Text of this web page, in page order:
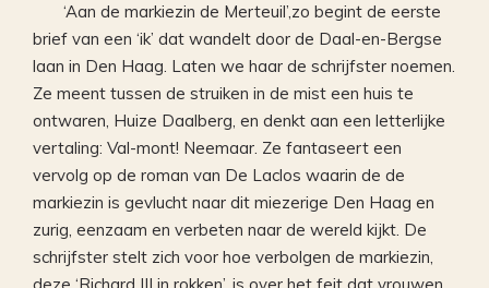
‘Aan de markiezin de Merteuil’,zo begint de eerste
brief van een ‘ik’ dat wandelt door de Daal-en-Bergse
laan in Den Haag. Laten we haar de schrijfster noemen.
Ze meent tussen de struiken in de mist een huis te
ontwaren, Huize Daalberg, en denkt aan een letterlijke
vertaling: Val-mont! Neemaar. Ze fantaseert een
vervolg op de roman van De Laclos waarin de de
markiezin is gevlucht naar dit miezerige Den Haag en
zurig, eenzaam en verbeten naar de wereld kijkt. De
schrijfster stelt zich voor hoe verbolgen de markiezin,